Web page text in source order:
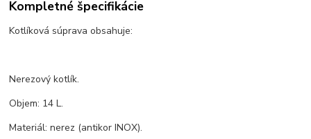
Kompletné špecifikácie
Kotlíková súprava obsahuje:
Nerezový kotlík.
Objem: 14 L.
Materiál: nerez (antikor INOX).